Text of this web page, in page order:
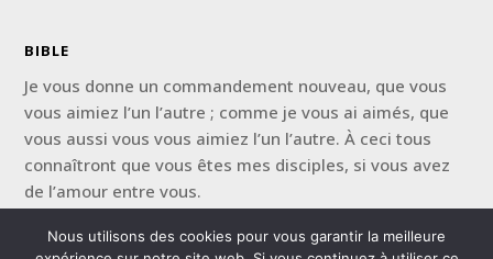
BIBLE
Je vous donne un commandement nouveau, que vous
vous aimiez l’un l’autre ; comme je vous ai aimés, que
vous aussi vous vous aimiez l’un l’autre. À ceci tous
connaîtront que vous êtes mes disciples, si vous avez
de l’amour entre vous.
Nous utilisons des cookies pour vous garantir la meilleure